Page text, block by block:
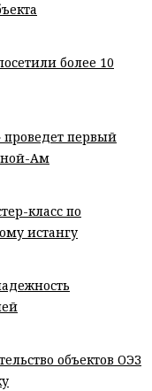
более 10
проведет первый
Ам
класс по
истангу
объектов ОЭЗ